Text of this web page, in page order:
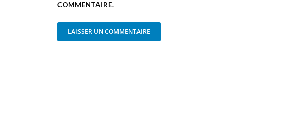
COMMENTAIRE.